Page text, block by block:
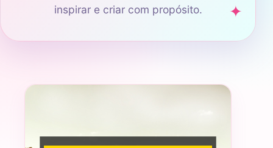
inspirar e criar com propósito.